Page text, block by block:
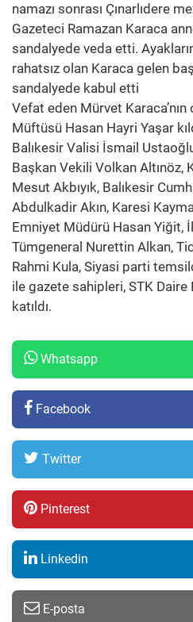
namazı sonrası Çınarlıdere
Gazeteci Ramazan Karaca
sandalyede veda etti.
rahatsız olan Karaca gelen
sandalyede kabul etti
Vefat eden Mürvet Karaca’nın
Müftüsü Hasan Hayri Yaşar
Balıkesir Valisi İsmail
Başkan Vekili Volkan Altınöz,
Mesut Akbıyık, Balıkesir
Abdulkadir Akın, Karesi
Emniyet Müdürü Hasan Yiğit,
Tümgeneral Nurettin Alkan,
Rahmi Kula, Siyasi parti
ile gazete sahipleri, STK
katıldı.
Whatsapp
Facebook
Twitter
Pinterest
Linkedin
E-posta